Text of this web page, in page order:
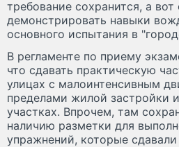
требование сохранится, а
демонстрировать навыки
основного испытания в
В регламенте по приему
что сдавать практическую
улицах с малоинтенсивным
пределами жилой застройки
участках. Впрочем, там
наличию разметки для
упражнений, которые